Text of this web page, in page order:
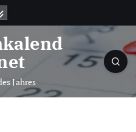
Jahres